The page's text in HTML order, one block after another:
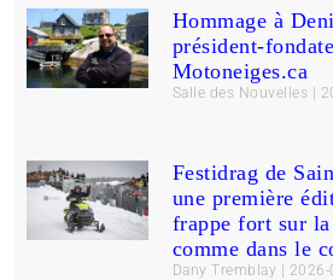
Hommage à
président-
Motoneiges.ca
Salle des Nouvelles
Festidrag de
une première
frappe fort sur
comme dans le
Dany Tremblay 2026-